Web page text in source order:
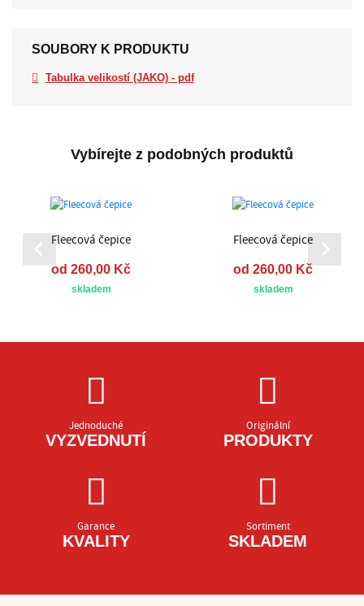
SOUBORY K PRODUKTU
Tabulka velikostí (JAKO) - pdf
Vybírejte z podobných produktů
Fleecová čepice
od 260,00 Kč
skladem
Fleecová čepice
od 260,00 Kč
skladem
Jednoduché
VYZVEDNUTÍ
Originální
PRODUKTY
Garance
KVALITY
Sortiment
SKLADEM